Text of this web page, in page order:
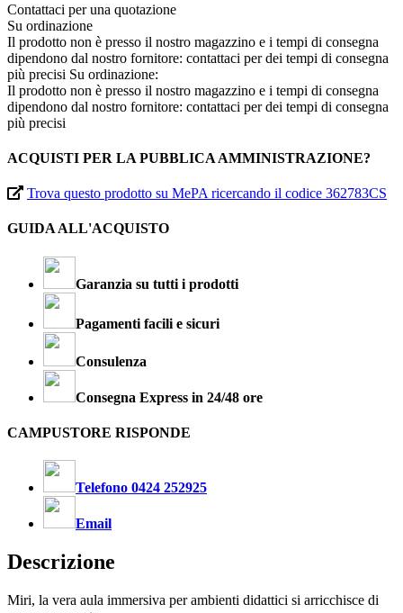
Contattaci per una quotazione
Su ordinazione
Il prodotto non è presso il nostro magazzino e i tempi di consegna
dipendono dal nostro fornitore: contattaci per dei tempi di consegna
più precisi Su ordinazione:
Il prodotto non è presso il nostro magazzino e i tempi di consegna
dipendono dal nostro fornitore: contattaci per dei tempi di consegna
più precisi
ACQUISTI PER LA PUBBLICA AMMINISTRAZIONE?
Trova questo prodotto su MePA ricercando il codice 362783CS
GUIDA ALL'ACQUISTO
Garanzia su tutti i prodotti
Pagamenti facili e sicuri
Consulenza
Consegna Express in 24/48 ore
CAMPUSTORE RISPONDE
Telefono 0424 252925
Email
Descrizione
Miri, la vera aula immersiva per ambienti didattici si arricchisce di